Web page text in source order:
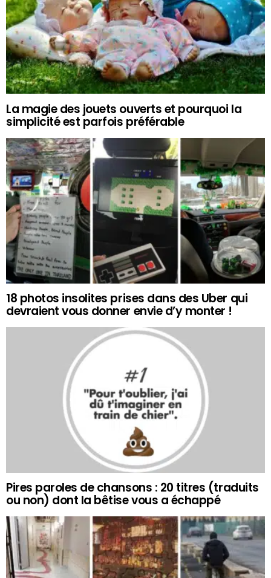
La magie des jouets ouverts et pourquoi la
simplicité est parfois préférable
18 photos insolites prises dans des Uber qui
devraient vous donner envie d’y monter !
Pires paroles de chansons : 20 titres (traduits
ou non) dont la bêtise vous a échappé